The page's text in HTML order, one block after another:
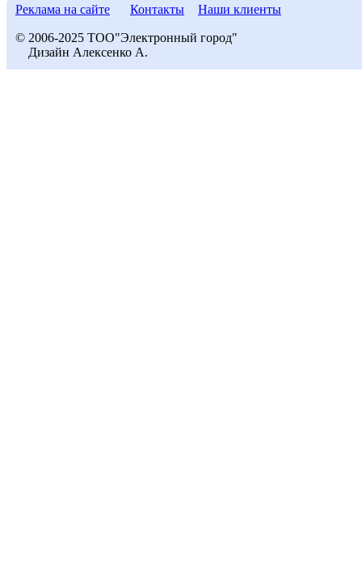
Реклама на сайте Контакты Наши клиенты
© 2006-2025 ТОО"Электронный город"
Дизайн Алексенко А.